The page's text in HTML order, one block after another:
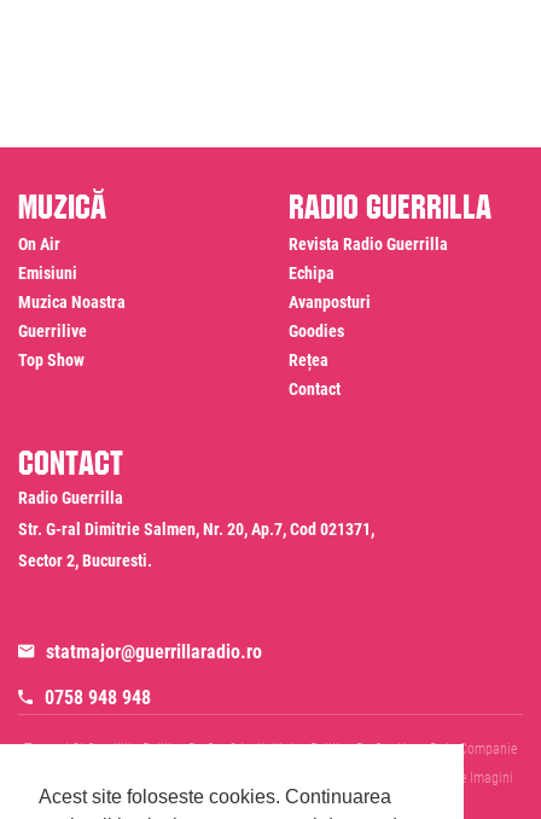
Acest site foloseste cookies. Continuarea
Muzică
On Air
Emisiuni
Muzica Noastra
Guerrilive
Top Show
Radio Guerrilla
Revista Radio Guerrilla
Echipa
Avanposturi
Goodies
Rețea
Contact
Contact
Radio Guerrilla
Str. G-ral Dimitrie Salmen, Nr. 20, Ap.7, Cod 021371,
Sector 2, Bucuresti.
statmajor@guerrillaradio.ro
0758 948 948
Termeni Si Conditii Politica De Confidentialitate Politica De Cookies
Date Companie
Informare Prelucrare Imagini
Evenimente
Cod Deontologic